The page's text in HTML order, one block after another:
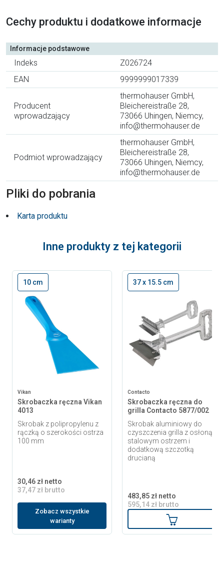
Cechy produktu i dodatkowe informacje
Informacje podstawowe
Indeks
Z026724
EAN
9999999017339
Producent
wprowadzający
thermohauser GmbH,
Bleichereistraße 28,
73066 Uhingen, Niemcy,
info@thermohauser.de
Podmiot wprowadzający
thermohauser GmbH,
Bleichereistraße 28,
73066 Uhingen, Niemcy,
info@thermohauser.de
Pliki do pobrania
Karta produktu
Inne produkty z tej kategorii
10 cm
Vikan
Skrobaczka ręczna Vikan
4013
Skrobak z polipropylenu z
rączką o szerokości ostrza
100 mm
30,46 zł netto
37,47 zł brutto
Zobacz wszystkie
warianty
37 x 15.5 cm
Contacto
Skrobaczka ręczna do
grilla Contacto 5877/002
Skrobak aluminiowy do
czyszczenia grilla z osłoną,
stalowym ostrzem i
dodatkową szczotką
drucianą
483,85 zł netto
595,14 zł brutto
Dodaj do